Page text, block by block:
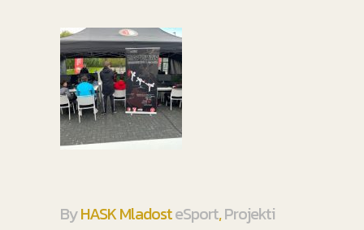
ByHASK MladosteSport,Projekti